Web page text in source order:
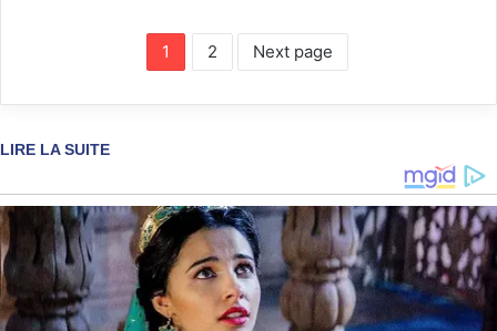
1 2 Next page
LIRE LA SUITE